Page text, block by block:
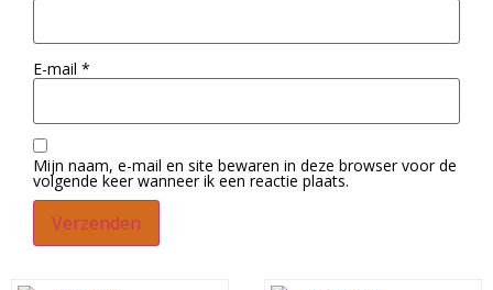
E-mail *
Mijn naam, e-mail en site bewaren in deze browser voor de
volgende keer wanneer ik een reactie plaats.